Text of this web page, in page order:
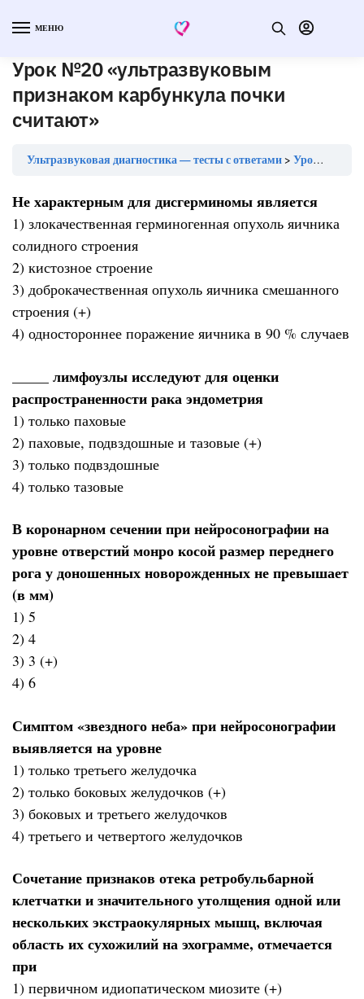
МЕНЮ
Урок №20 «ультразвуковым
признаком карбункула почки
считают»
Ультразвуковая диагностика — тесты с ответами Урок №20 «ультразвуковым признаком карбункула почки считают»
Не характерным для дисгерминомы является
1) злокачественная герминогенная опухоль яичника
солидного строения
2) кистозное строение
3) доброкачественная опухоль яичника смешанного
строения (+)
4) одностороннее поражение яичника в 90 % случаев
_____ лимфоузлы исследуют для оценки
распространенности рака эндометрия
1) только паховые
2) паховые, подвздошные и тазовые (+)
3) только подвздошные
4) только тазовые
В коронарном сечении при нейросонографии на
уровне отверстий монро косой размер переднего
рога у доношенных новорожденных не превышает
(в мм)
1) 5
2) 4
3) 3 (+)
4) 6
Симптом «звездного неба» при нейросонографии
выявляется на уровне
1) только третьего желудочка
2) только боковых желудочков (+)
3) боковых и третьего желудочков
4) третьего и четвертого желудочков
Сочетание признаков отека ретробульбарной
клетчатки и значительного утолщения одной или
нескольких экстраокулярных мышц, включая
область их сухожилий на эхограмме, отмечается
при
1) первичном идиопатическом миозите (+)